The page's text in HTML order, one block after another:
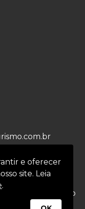
0001-07
Lageadinho - São
e oferecer
site. Leia
.